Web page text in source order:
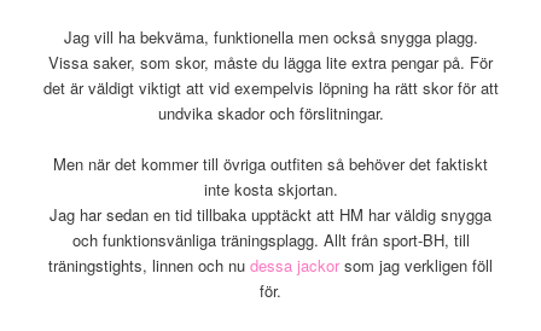
Jag vill ha bekväma, funktionella men också snygga plagg.
Vissa saker, som skor, måste du lägga lite extra pengar på. För
det är väldigt viktigt att vid exempelvis löpning ha rätt skor för att
undvika skador och förslitningar.
Men när det kommer till övriga outfiten så behöver det faktiskt
inte kosta skjortan.
Jag har sedan en tid tillbaka upptäckt att HM har väldig snygga
och funktionsvänliga träningsplagg. Allt från sport-BH, till
träningstights, linnen och nu dessa jackor som jag verkligen föll
för.